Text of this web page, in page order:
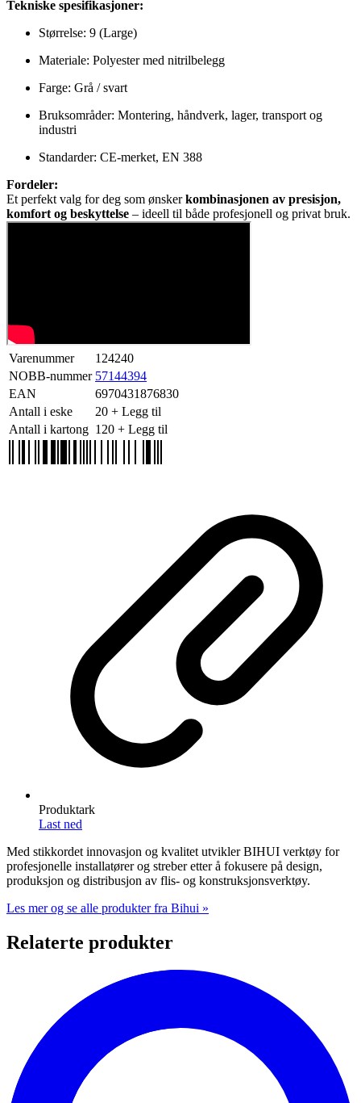
Tekniske spesifikasjoner:
Størrelse: 9 (Large)
Materiale: Polyester med nitrilbelegg
Farge: Grå / svart
Bruksområder: Montering, håndverk, lager, transport og
industri
Standarder: CE-merket, EN 388
Fordeler:
Et perfekt valg for deg som ønskerkombinasjonen av presisjon,
komfort og beskyttelse – ideell til både profesjonell og privat bruk.
Varenummer
124240
NOBB-nummer 57144394
EAN
6970431876830
Antall i eske
20 + Legg til
Antall i kartong 120 + Legg til
Produktark
Last ned
Med stikkordet innovasjon og kvalitet utvikler BIHUI verktøy for
profesjonelle installatører og streber etter å fokusere på design,
produksjon og distribusjon av flis- og konstruksjonsverktøy.
Les mer og se alle produkter fra Bihui »
Relaterte produkter